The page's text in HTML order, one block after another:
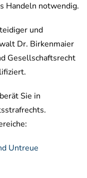
Handeln notwendig.
und
Dr. Birkenmaier
Gesellschaftsrecht
Sie in
Untreue